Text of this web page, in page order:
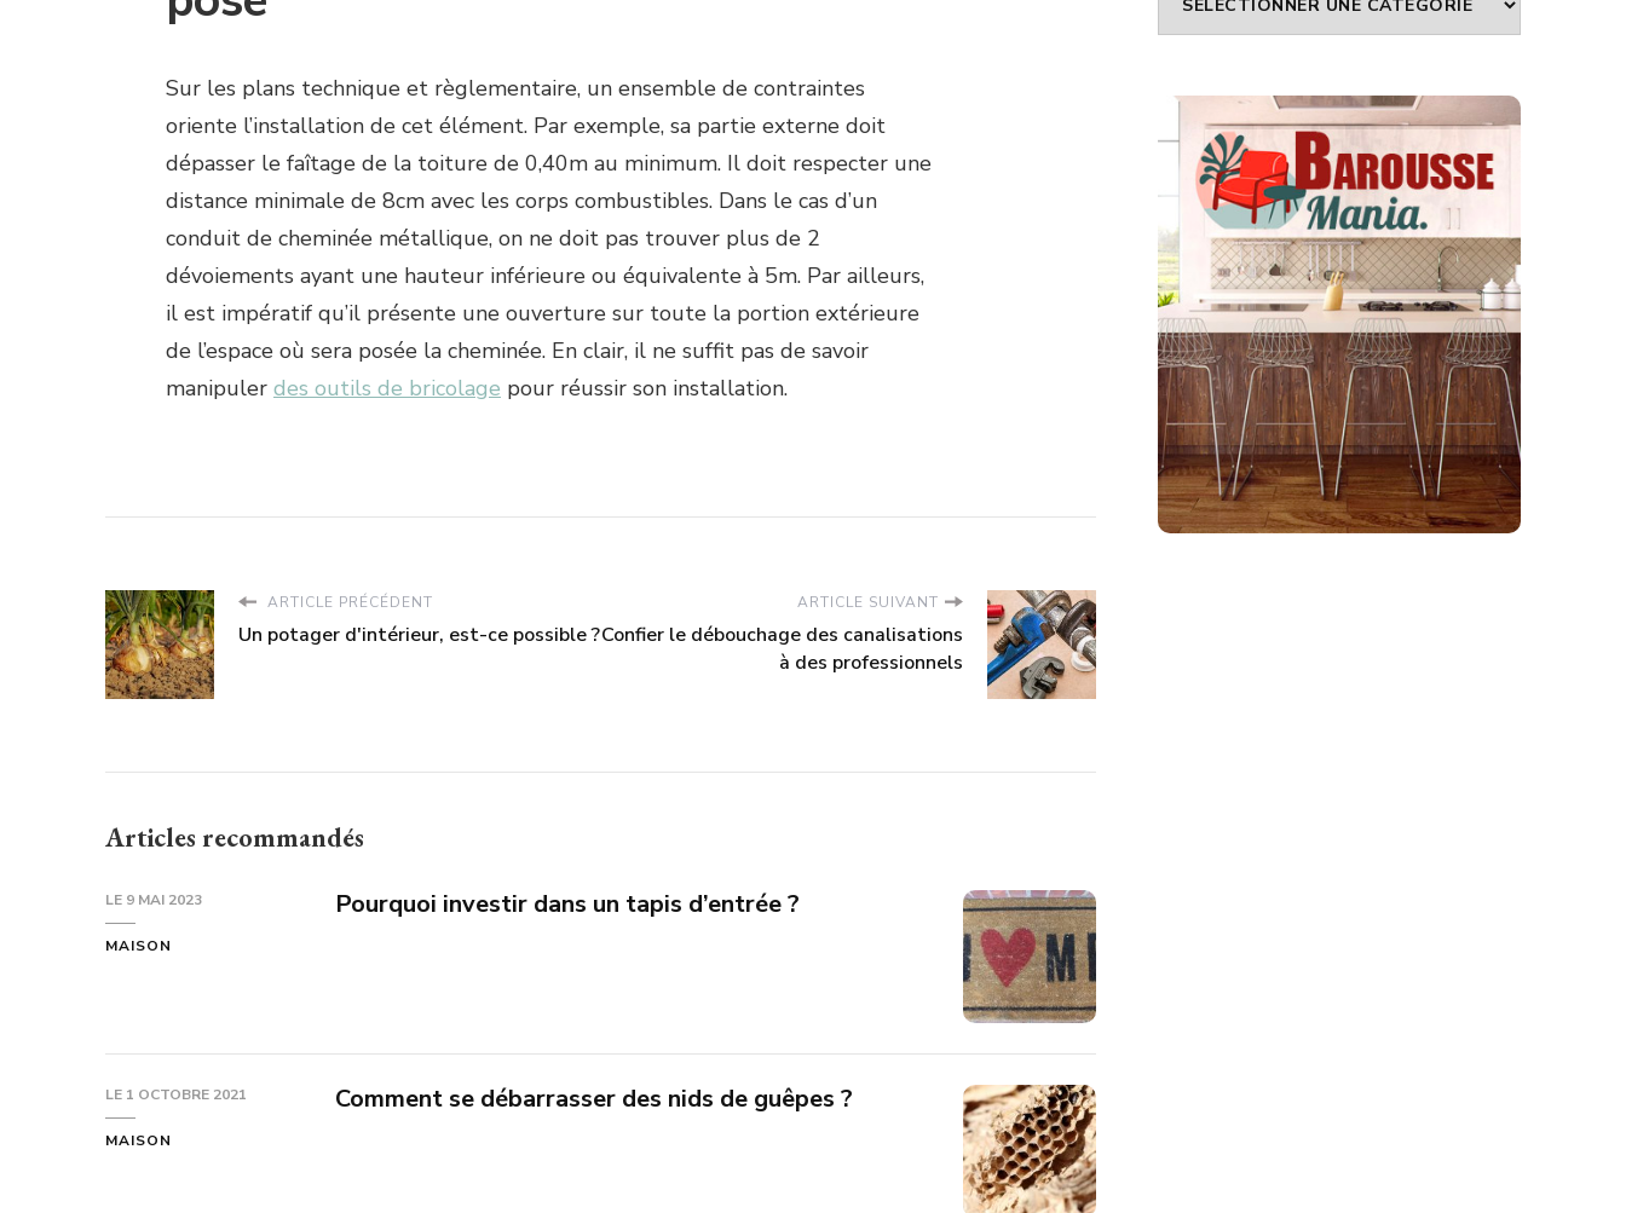
Sur les plans technique et règlementaire, un ensemble de contraintes
oriente l’installation de cet élément. Par exemple, sa partie externe doit
dépasser le faîtage de la toiture de 0,40m au minimum. Il doit respecter une
distance minimale de 8cm avec les corps combustibles. Dans le cas d’un
conduit de cheminée métallique, on ne doit pas trouver plus de 2
dévoiements ayant une hauteur inférieure ou équivalente à 5m. Par ailleurs,
il est impératif qu’il présente une ouverture sur toute la portion extérieure
de l’espace où sera posée la cheminée. En clair, il ne suffit pas de savoir
manipuler des outils de bricolage pour réussir son installation.
ARTICLE PRÉCÉDENT
Un potager d'intérieur, est-ce possible ?
ARTICLE SUIVANT
Confier le débouchage des canalisations
à des professionnels
Articles recommandés
LE 9 MAI 2023
MAISON
Pourquoi investir dans un tapis d’entrée ?
LE 1 OCTOBRE 2021
MAISON
Comment se débarrasser des nids de guêpes ?
Univers